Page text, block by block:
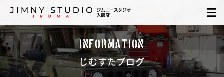
INFORMATION
じむすたブログ